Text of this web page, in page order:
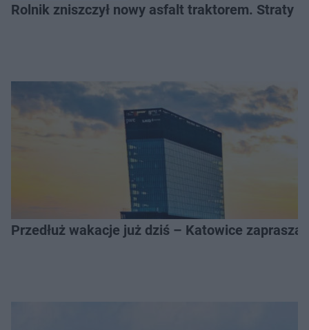
Rolnik zniszczył nowy asfalt traktorem. Straty
Przedłuż wakacje już dziś – Katowice